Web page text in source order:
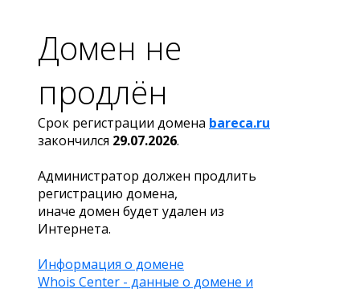
Домен не
продлён
Срок регистрации домена bareca.ru
закончился 29.07.2026.
Администратор должен продлить
регистрацию домена,
иначе домен будет удален из
Интернета.
Информация о домене
Whois Center - данные о домене и